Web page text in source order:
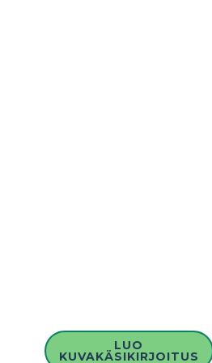
LUO
KUVAKÄSIKIRJOITUS